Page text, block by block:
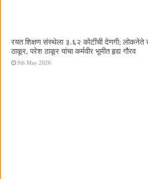
रयत शिक्षण संस्थेला ३.६२ कोटींची देणगी;
ठाकूर, परेश ठाकूर यांचा कर्मवीर भूमीत हृद्य गौरव
9th May 2026